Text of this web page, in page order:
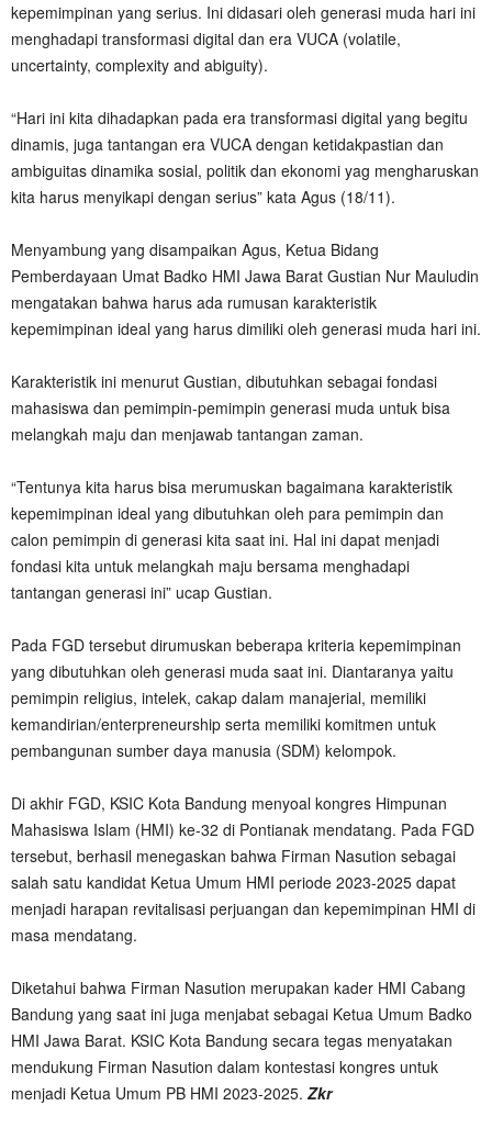
kepemimpinan yang serius. Ini didasari oleh generasi muda hari ini
menghadapi transformasi digital dan era VUCA (volatile,
uncertainty, complexity and abiguity).
“Hari ini kita dihadapkan pada era transformasi digital yang begitu
dinamis, juga tantangan era VUCA dengan ketidakpastian dan
ambiguitas dinamika sosial, politik dan ekonomi yag mengharuskan
kita harus menyikapi dengan serius” kata Agus (18/11).
Menyambung yang disampaikan Agus, Ketua Bidang
Pemberdayaan Umat Badko HMI Jawa Barat Gustian Nur Mauludin
mengatakan bahwa harus ada rumusan karakteristik
kepemimpinan ideal yang harus dimiliki oleh generasi muda hari ini.
Karakteristik ini menurut Gustian, dibutuhkan sebagai fondasi
mahasiswa dan pemimpin-pemimpin generasi muda untuk bisa
melangkah maju dan menjawab tantangan zaman.
“Tentunya kita harus bisa merumuskan bagaimana karakteristik
kepemimpinan ideal yang dibutuhkan oleh para pemimpin dan
calon pemimpin di generasi kita saat ini. Hal ini dapat menjadi
fondasi kita untuk melangkah maju bersama menghadapi
tantangan generasi ini” ucap Gustian.
Pada FGD tersebut dirumuskan beberapa kriteria kepemimpinan
yang dibutuhkan oleh generasi muda saat ini. Diantaranya yaitu
pemimpin religius, intelek, cakap dalam manajerial, memiliki
kemandirian/enterpreneurship serta memiliki komitmen untuk
pembangunan sumber daya manusia (SDM) kelompok.
Di akhir FGD, KSIC Kota Bandung menyoal kongres Himpunan
Mahasiswa Islam (HMI) ke-32 di Pontianak mendatang. Pada FGD
tersebut, berhasil menegaskan bahwa Firman Nasution sebagai
salah satu kandidat Ketua Umum HMI periode 2023-2025 dapat
menjadi harapan revitalisasi perjuangan dan kepemimpinan HMI di
masa mendatang.
Diketahui bahwa Firman Nasution merupakan kader HMI Cabang
Bandung yang saat ini juga menjabat sebagai Ketua Umum Badko
HMI Jawa Barat. KSIC Kota Bandung secara tegas menyatakan
mendukung Firman Nasution dalam kontestasi kongres untuk
menjadi Ketua Umum PB HMI 2023-2025. Zkr